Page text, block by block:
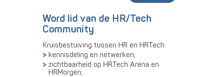
Word lid van de HR/Tech
Community
Kruisbestuiving tussen HR en HRTech:
kennisdeling en netwerken;
zichtbaarheid op HRTech Arena en
HRMorgen;